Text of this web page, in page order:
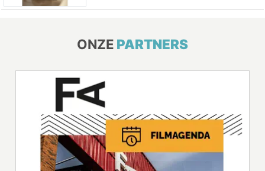
ONZE PARTNERS